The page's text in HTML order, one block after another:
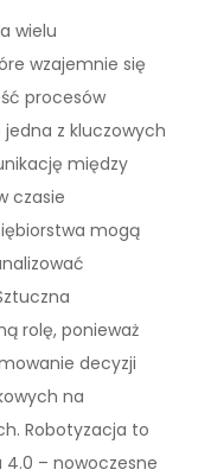
wielu
wzajemnie się
procesów
z kluczowych
między
czasie
mogą
rolę, ponieważ
decyzji
na
Robotyzacja to
4.0 – nowoczesne